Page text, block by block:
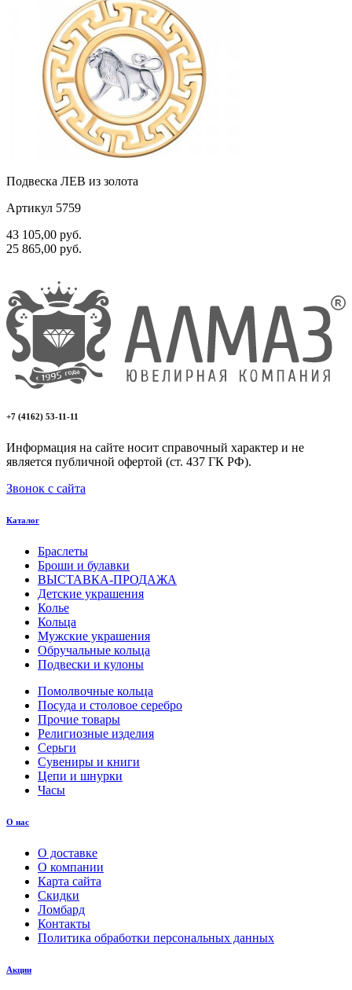
Подвеска ЛЕВ из золота
Артикул 5759
43 105,00 руб.
25 865,00 руб.
+7 (4162) 53-11-11
Информация на сайте носит справочный характер и не
является публичной офертой (ст. 437 ГК РФ).
Звонок с сайта
Каталог
Браслеты
Броши и булавки
ВЫСТАВКА-ПРОДАЖА
Детские украшения
Колье
Кольца
Мужские украшения
Обручальные кольца
Подвески и кулоны
Помолвочные кольца
Посуда и столовое серебро
Прочие товары
Религиозные изделия
Серьги
Сувениры и книги
Цепи и шнурки
Часы
О нас
О доставке
О компании
Карта сайта
Скидки
Ломбард
Контакты
Политика обработки персональных данных
Акции